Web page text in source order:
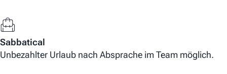
Sabbatical
Unbezahlter Urlaub nach Absprache im Team möglich.